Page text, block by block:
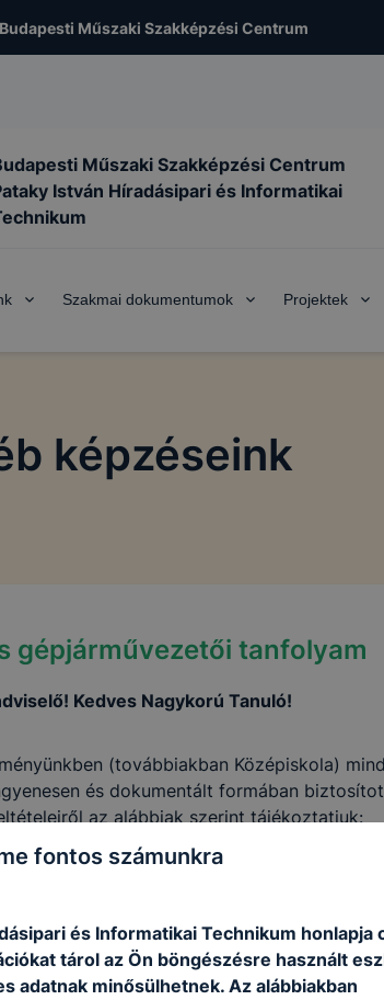
Budapesti Műszaki Szakképzési Centrum
Műszaki Szakképzési Centrum
István Híradásipari és Informatikai
Szakmai dokumentumok Projektek
képzéseink
gépjárművezetői tanfolyam
Kedves Nagykorú Tanuló!
(továbbiakban Középiskola)
és dokumentált formában
az alábbiak szerint tájékoztatjuk:
[PDF]
fontos számunkra
és Informatikai Technikum honlapja
tárol az Ön böngészésre használt
adatnak minősülhetnek. Az alábbiakban